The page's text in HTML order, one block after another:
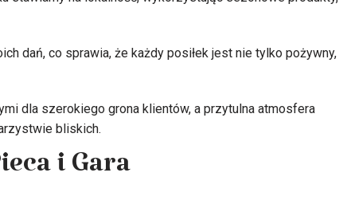
dań, co sprawia, że każdy posiłek jest nie tylko pożywny,
dla szerokiego grona klientów, a przytulna atmosfera
bliskich.
i Gara